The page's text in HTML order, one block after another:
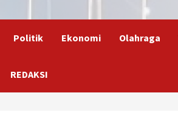
Politik Ekonomi Olahraga
REDAKSI